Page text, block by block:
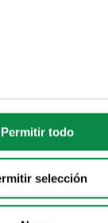
Permitir todo
selección
/ 679 116 047
- Covas
- O Milladoiro
San Martín
/ 698 187 934